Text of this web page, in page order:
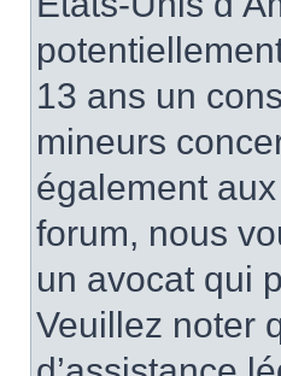
13 ans un
mineurs
également
forum, nous
un avocat qui
Veuillez noter